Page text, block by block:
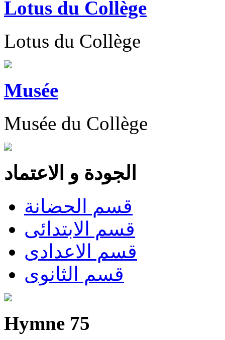
Lotus du Collège
Lotus du Collège
Musée
Musée du Collège
الجودة و الاعتماد
قسم الحضانة
قسم الابتدائى
قسم الاعدادى
قسم الثانوى
Hymne 75